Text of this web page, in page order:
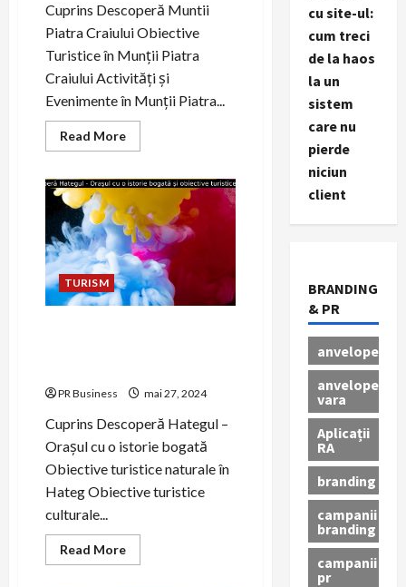
Cuprins Descoperă Muntii
Piatra Craiului Obiective
Turistice în Munții Piatra
Craiului Activități și
Evenimente în Munții Piatra...
Read MoreRead
more
Frumusețea
Piatra
Craiului
TURISM
PR Business mai 27, 2024
Cuprins Descoperă Hategul –
Orașul cu o istorie bogată
Obiective turistice naturale în
Hateg Obiective turistice
culturale...
Read MoreRead
more
cu site-ul:
cum treci
de la haos
la un
sistem
care nu
pierde
niciun
client
BRANDING
& PR
anvelope
anvelope
vara
Aplicații
RA
branding
campanii
branding
campanii
pr